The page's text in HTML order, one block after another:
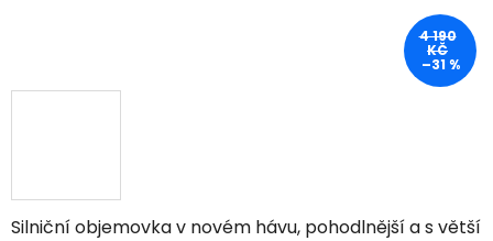
Silniční objemovka v novém hávu, pohodlnější a s větší
4 190
KČ
–31 %